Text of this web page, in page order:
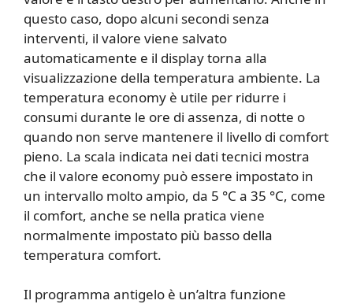
questo caso, dopo alcuni secondi senza
interventi, il valore viene salvato
automaticamente e il display torna alla
visualizzazione della temperatura ambiente. La
temperatura economy è utile per ridurre i
consumi durante le ore di assenza, di notte o
quando non serve mantenere il livello di comfort
pieno. La scala indicata nei dati tecnici mostra
che il valore economy può essere impostato in
un intervallo molto ampio, da 5 °C a 35 °C, come
il comfort, anche se nella pratica viene
normalmente impostato più basso della
temperatura comfort.
Il programma antigelo è un’altra funzione